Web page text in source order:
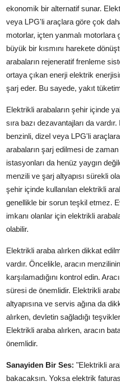
ekonomik bir alternatif sunar.
veya LPG'li araçlara göre çok
motorlar, içten yanmalı
büyük bir kısmını harekete
arabaların rejeneratif frenleme
ortaya çıkan enerji elektrik
şarj eder. Bu sayede, yakıt
Elektrikli arabaların şehir içinde
sıra bazı dezavantajları da
benzinli, dizel veya LPG'li
arabaların şarj edilmesi de
istasyonları da henüz yaygın
menzili ve şarj altyapısı sürekli
şehir içinde kullanılan elektrikli
genellikle bir sorun teşkil etmez.
imkanı olanlar için elektrikli
olabilir.
Elektrikli araba alırken dikkat
vardır. Öncelikle, aracın
karşılamadığını kontrol edin.
süresi de önemlidir. Elektrikli
altyapısına ve servis ağına da
alırken, devletin sağladığı
Elektrikli araba alırken, aracın
önemlidir.
Sanayiden Bir Ses: "Elektrikli
bakacaksın. Yoksa elektrik